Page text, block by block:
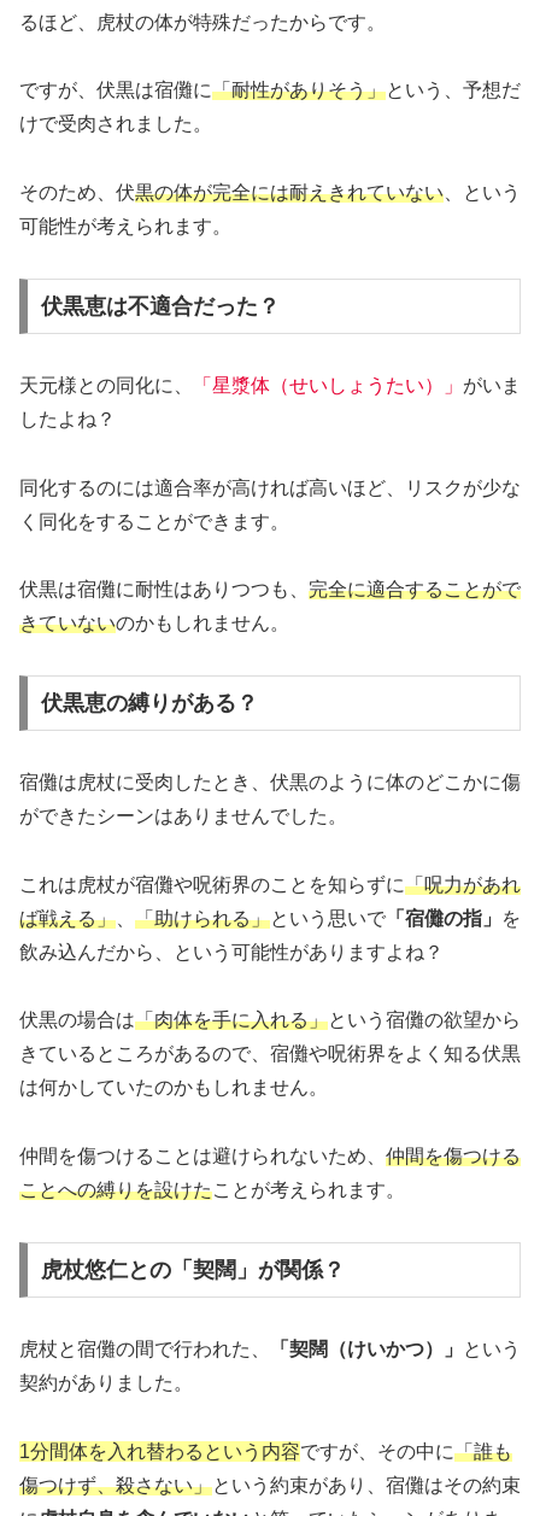
るほど、虎杖の体が特殊だったからです。
ですが、伏黒は宿儺に「耐性がありそう」という、予想だ
けで受肉されました。
そのため、伏黒の体が完全には耐えきれていない 、という
可能性が考えられます。
伏黒恵は不適合だった？
天元様との同化に、 「星漿体（せいしょうたい）」 がいま
したよね？
同化するのには適合率が高ければ高いほど、リスクが少な
く同化をすることができます。
伏黒は宿儺に耐性はありつつも、 完全に適合することがで
きていないのかもしれません。
伏黒恵の縛りがある？
宿儺は虎杖に受肉したとき、伏黒のように体のどこかに傷
ができたシーンはありませんでした。
これは虎杖が宿儺や呪術界のことを知らずに「呪力があれ
ば戦える」
「助けられる」という思いで 「宿儺の指」
を
飲み込んだから、という可能性がありますよね？
伏黒の場合は「肉体を手に入れる」という宿儺の欲望から
きているところがあるので、宿儺や呪術界をよく知る伏黒
は何かしていたのかもしれません。
仲間を傷つけることは避けられないため、 仲間を傷つける
ことへの縛りを設けたことが考えられます。
虎杖悠仁との「契闊」が関係？
虎杖と宿儺の間で行われた、 「契闊（けいかつ）」
という
契約がありました。
1分間体を入れ替わるという内容ですが、その中に「誰も
傷つけず、殺さない」という約束があり、宿儺はその約束